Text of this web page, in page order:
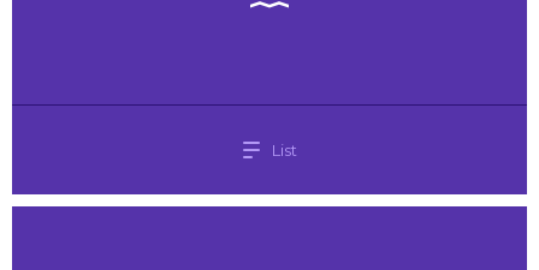
List